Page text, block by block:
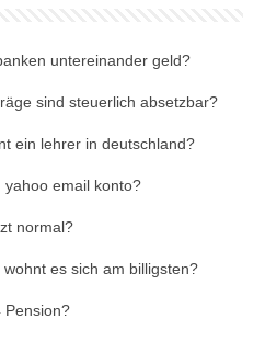
untereinander geld?
sind steuerlich absetzbar?
ein lehrer in deutschland?
yahoo email konto?
normal?
es sich am billigsten?
Pension?